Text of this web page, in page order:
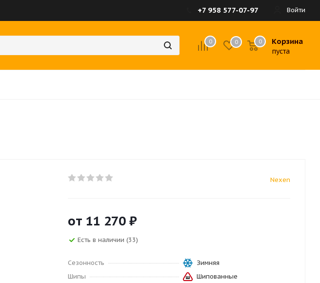
Войти
+7 958 577-07-97
0 0 Корзина
пуста
0
Nexen
от 11 270 ₽
Есть в наличии (33)
Сезонность
Зимняя
Шипы
Шипованные